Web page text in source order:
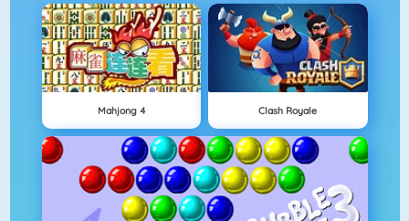
Mahjong 4 Clash Royale